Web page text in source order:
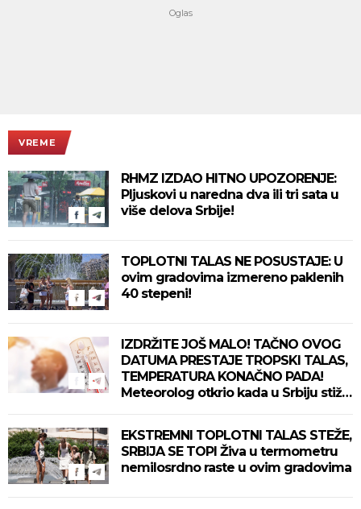
VREME
RHMZ IZDAO HITNO UPOZORENJE:
Pljuskovi u naredna dva ili tri sata u
više delova Srbije!
TOPLOTNI TALAS NE POSUSTAJE: U
ovim gradovima izmereno paklenih
40 stepeni!
IZDRŽITE JOŠ MALO! TAČNO OVOG
DATUMA PRESTAJE TROPSKI TALAS,
TEMPERATURA KONAČNO PADA!
Meteorolog otkrio kada u Srbiju stiže
EKSTREMNI TOPLOTNI TALAS STEŽE,
SRBIJA SE TOPI Živa u termometru
nemilosrdno raste u ovim gradovima